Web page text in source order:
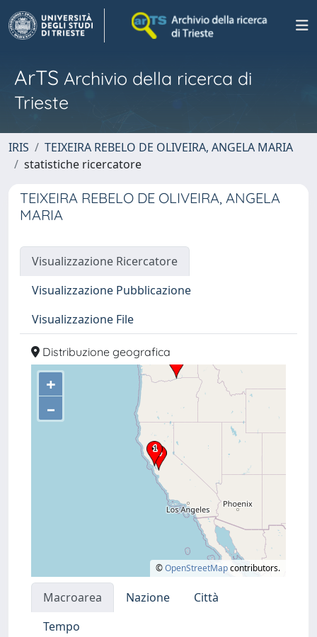
ArTS Archivio della ricerca di
Trieste
IRIS
TEIXEIRA REBELO DE OLIVEIRA, ANGELA MARIA
statistiche ricercatore
TEIXEIRA REBELO DE OLIVEIRA, ANGELA
MARIA
Visualizzazione Ricercatore
Visualizzazione Pubblicazione
Visualizzazione File
Distribuzione geografica
+
–
©OpenStreetMapcontributors.
Macroarea Nazione
Città
Tempo